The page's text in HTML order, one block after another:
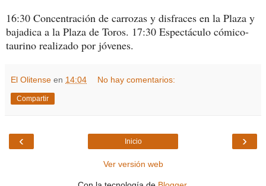
16:30 Concentración de carrozas y disfraces en la Plaza y
bajadica a la Plaza de Toros. 17:30 Espectáculo cómico-
taurino realizado por jóvenes.
El Olitense en 14:04 No hay comentarios:
Compartir
‹ ›
Inicio
Ver versión web